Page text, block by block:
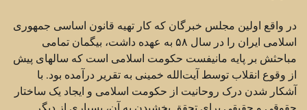
در واقع اولین مجلس خبرگان که کار تهیه قانون اساسی جمهوری
اسلامی ایران را در سال ۵۸ به عهده داشت،‌ بیگمان تمامی
مباحثش بر پایه مانیفست حکومت اسلامی است که سالهای پیش
از وقوع انقلاب توسط آیت‌الله خمینی به تقریر درآمده بود. با
آشکار شدن درک روحانیت از حکومت اسلامی و ایجاد یک ساختار
حقوقی و حقیقی برای تحقق بخشیدن به آن،‌ بسیاری از دیگر